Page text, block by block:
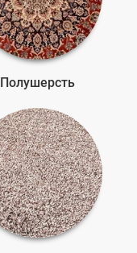
Полушерсть